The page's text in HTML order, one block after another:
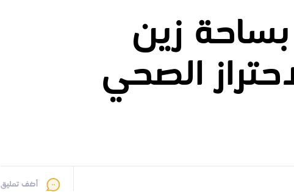
زين
الصحي
أضف تعليق